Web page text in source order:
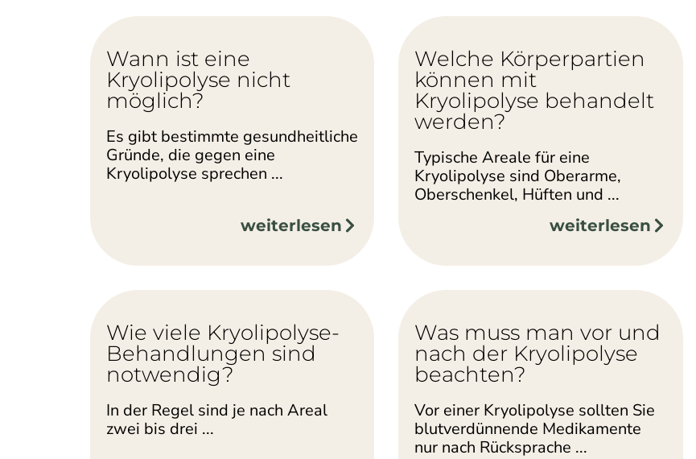
Wann ist eine
Kryolipolyse nicht
möglich?
Es gibt bestimmte gesundheitliche
Gründe, die gegen eine
Kryolipolyse sprechen ...
weiterlesen
Welche Körperpartien
können mit
Kryolipolyse behandelt
werden?
Typische Areale für eine
Kryolipolyse sind Oberarme,
Oberschenkel, Hüften und ...
weiterlesen
Wie viele Kryolipolyse-
Behandlungen sind
notwendig?
In der Regel sind je nach Areal
zwei bis drei ...
Was muss man vor und
nach der Kryolipolyse
beachten?
Vor einer Kryolipolyse sollten Sie
blutverdünnende Medikamente
nur nach Rücksprache ...